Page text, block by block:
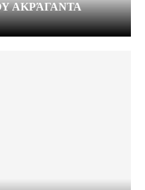
ΑΚΡΆΓΑΝΤΑ